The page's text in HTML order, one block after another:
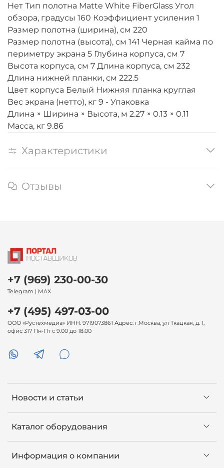
Нет Тип полотна Matte White FiberGlass Угол
обзора, градусы 160 Коэффициент усиления 1
Размер полотна (ширина), см 220
Размер полотна (высота), см 141 Черная кайма по
периметру экрана 5 Глубина корпуса, см 7
Высота корпуса, см 7 Длина корпуса, см 232
Длина нижней планки, см 222.5
Цвет корпуса Белый Нижняя планка круглая
Вес экрана (нетто), кг 9 - Упаковка
Длина × Ширина × Высота, м 2.27 × 0.13 × 0.11
Масса, кг 9.86
Характеристики
Отзывы
Новости и статьи
Каталог оборудования
Информация о компании
+7 (969) 230-00-30
Telegram | MAX
+7 (495) 497-03-00
ООО «Рустехмедиа» ИНН: 9719073861 Адрес: г.Москва, ул Ткацкая, д. 1,
офис 317 Пн-Пт с 9.00 до 18.00